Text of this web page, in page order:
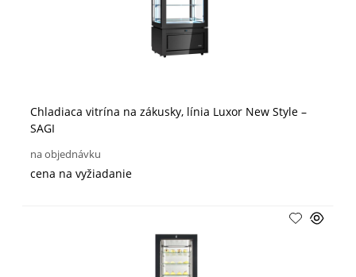
Chladiaca vitrína na zákusky, línia Luxor New Style –
SAGI
na objednávku
cena na vyžiadanie